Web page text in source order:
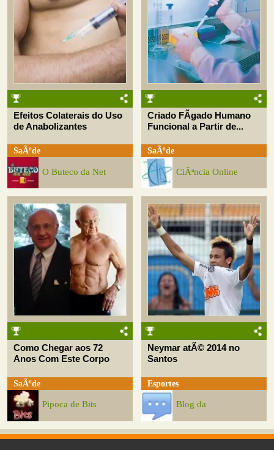
Efeitos Colaterais do Uso
de Anabolizantes
SaÃºde
O Buteco da Net
Criado FÃ­gado Humano
Funcional a Partir de...
SaÃºde
CiÃªncia Online
Como Chegar aos 72
Anos Com Este Corpo
SaÃºde
Pipoca de Bits
Neymar atÃ© 2014 no
Santos
Esportes
Blog da